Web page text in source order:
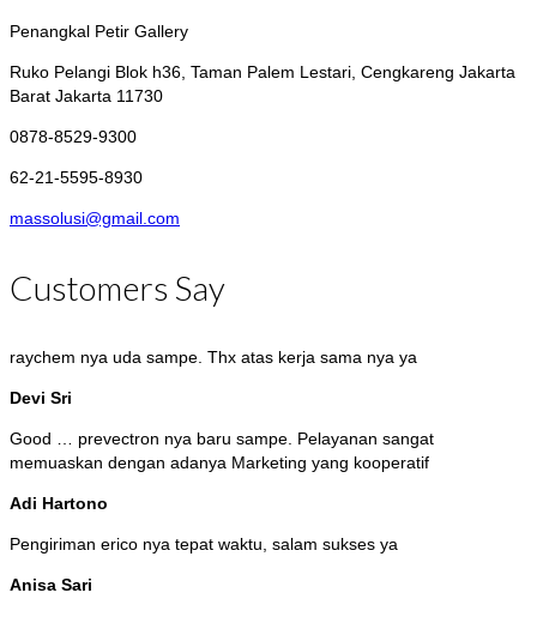
Penangkal Petir Gallery
Ruko Pelangi Blok h36, Taman Palem Lestari, Cengkareng Jakarta
Barat Jakarta 11730
0878-8529-9300
62-21-5595-8930
massolusi@gmail.com
Customers Say
raychem nya uda sampe. Thx atas kerja sama nya ya
Devi Sri
Good … prevectron nya baru sampe. Pelayanan sangat
memuaskan dengan adanya Marketing yang kooperatif
Adi Hartono
Pengiriman erico nya tepat waktu, salam sukses ya
Anisa Sari